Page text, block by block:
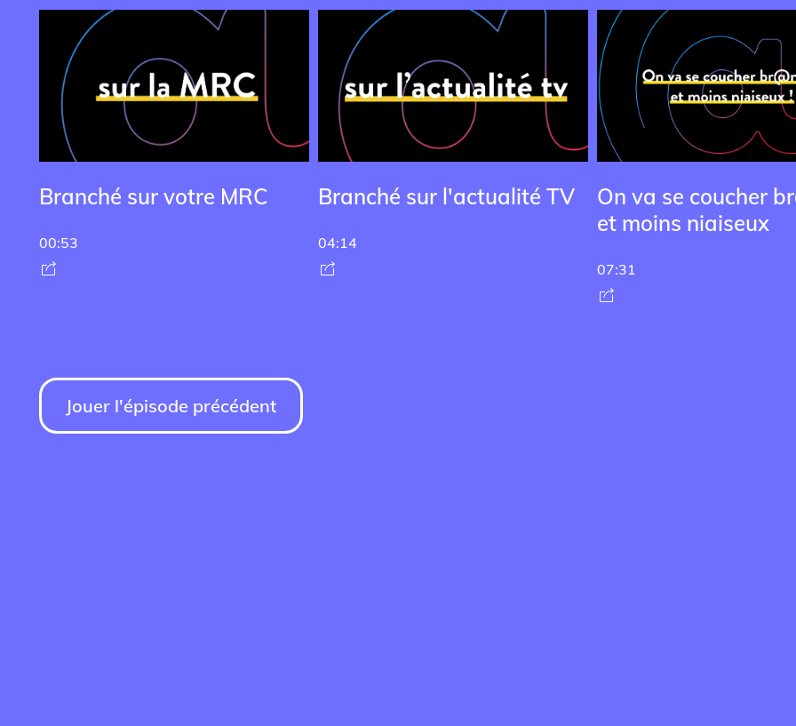
Branché sur votre MRC
00:53
Branché sur l'actualité TV
04:14
On va se coucher
et moins niaiseux
07:31
Jouer l'épisode précédent